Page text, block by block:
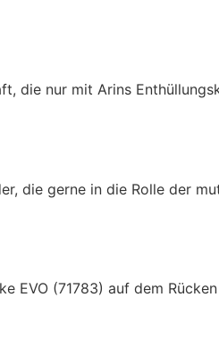
die nur mit Arins
die gerne in die Rolle der
EVO (71783) auf dem